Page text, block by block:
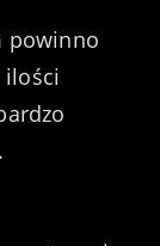
powinno
ilości